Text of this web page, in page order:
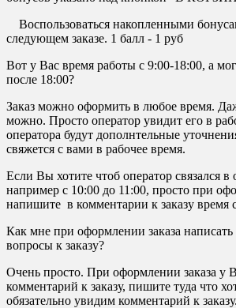
Воспользоваться накопленными
следующем заказе. 1 балл - 1 руб
Вот у Вас время работы с 9:00-18:00, а
после 18:00?
Заказ можно оформить в любое время.
можно. Просто оператор увидит его в
оператора будут дополнтельные
свяжется с вами в рабочее время.
Если Вы хотите чтоб оператор связался в
например с 10:00 до 11:00, просто при
напишите в комментарии к заказу время
Как мне при оформлении заказа написать
вопросы к заказу?
Очень просто. При оформлении заказа у
комментарий к заказу, пишите туда что
обязательно увидим комментарий к заказу.